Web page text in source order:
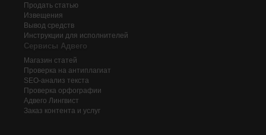
Продать статью
Извещения
Вывод средств
Инструкции для исполнителей
Сервисы Адвего
Магазин статей
Проверка на антиплагиат
SEO-анализ текста
Проверка орфографии
Адвего Лингвист
Заказ контента и услуг